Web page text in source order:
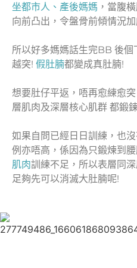
坐都市人 、 產後媽媽 ，當腹
向前凸出，令盤骨前傾情況加
所以好多媽媽話生完BB 後
越突! 假肚腩都變成真肚腩!
想要肚仔平返，唔再愈練愈
層肌肉及深層核心肌群 都鍛
如果自問已經日日訓練，也
例亦唔高，係因為只鍛煉到
肌肉訓練不足，所以表層同
足夠先可以消滅大肚腩呢!